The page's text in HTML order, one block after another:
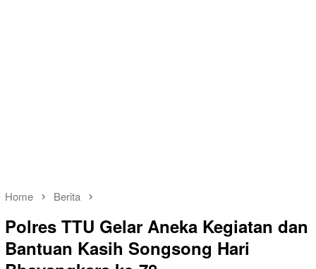
Home Berita
Polres TTU Gelar Aneka Kegiatan dan
Bantuan Kasih Songsong Hari